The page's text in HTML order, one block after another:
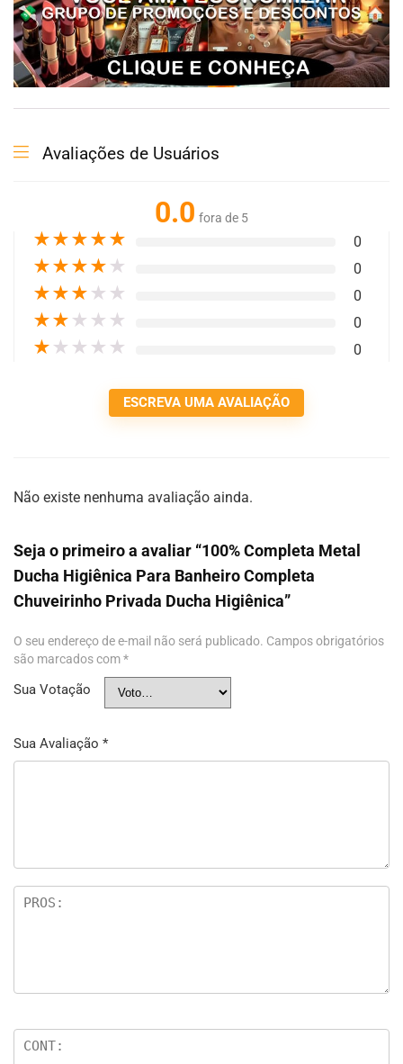
Avaliações de Usuários
0.0 fora de 5
★★★★★ 0
★★★★ ★ 0
★★★ ★ ★ 0
★★ ★ ★ ★ 0
★ ★ ★ ★ ★ 0
ESCREVA UMA AVALIAÇÃO
Não existe nenhuma avaliação ainda.
Seja o primeiro a avaliar “100% Completa Metal
Ducha Higiênica Para Banheiro Completa
Chuveirinho Privada Ducha Higiênica”
O seu endereço de e-mail não será publicado. Campos obrigatórios
são marcados com*
Sua Votação
Sua Avaliação *